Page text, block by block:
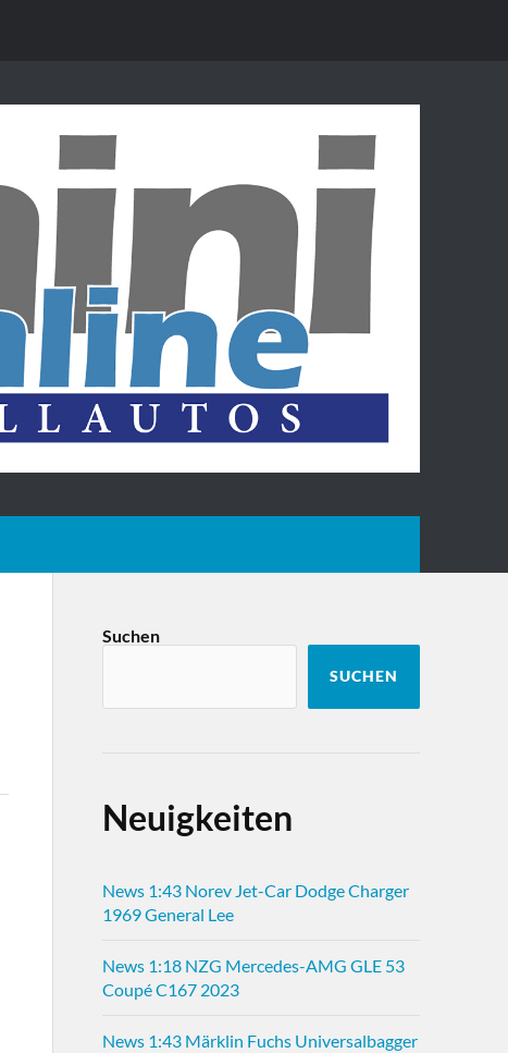
Suchen
SUCHEN
Neuigkeiten
News 1:43 Norev Jet-Car Dodge Charger
1969 General Lee
News 1:18 NZG Mercedes-AMG GLE 53
Coupé C167 2023
News 1:43 Märklin Fuchs Universalbagger